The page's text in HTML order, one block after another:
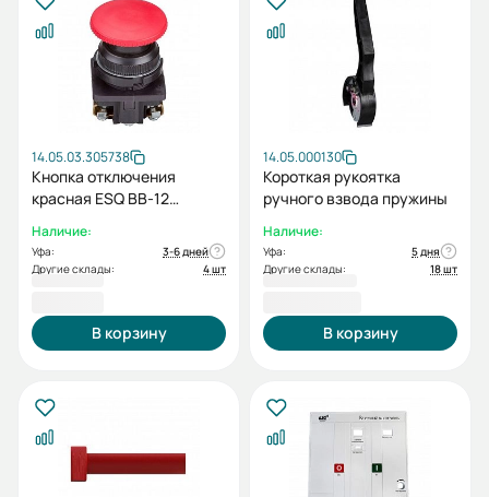
14.05.03.305738
Кнопка отключения
красная ESQ BB-12
Наличие:
Уфа:
3-6 дней
Другие склады:
4 шт
В корзину
14.05.000130
Короткая рукоятка
ручного взвода пружины
Наличие:
Уфа:
5 дня
Другие склады:
18 шт
В корзину